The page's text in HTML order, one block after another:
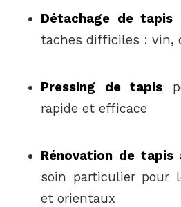
Détachage de tapis
taches difficiles : vin,
Pressing de tapis
rapide et efficace
Rénovation de tapis
soin particulier pour
et orientaux